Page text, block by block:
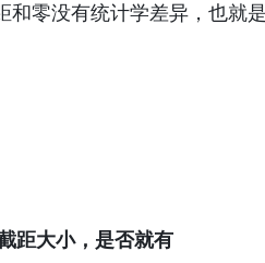
和零没有统计学差异，也就
距大小，是否就有